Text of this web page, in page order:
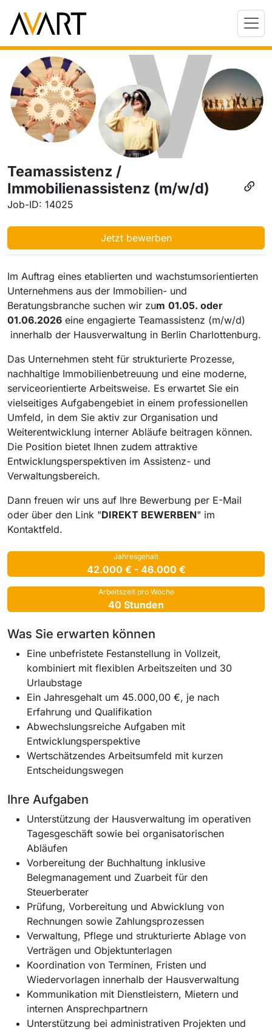
Teamassistenz /
Immobilienassistenz (m/w/d)
Job-ID: 14025
Jetzt bewerben
Im Auftrag eines etablierten und wachstumsorientierten
Unternehmens aus der Immobilien- und
Beratungsbranche suchen wir zum 01.05. oder
01.06.2026 eine engagierte Teamassistenz (m/w/d)
innerhalb der Hausverwaltung in Berlin Charlottenburg.
Das Unternehmen steht für strukturierte Prozesse,
nachhaltige Immobilienbetreuung und eine moderne,
serviceorientierte Arbeitsweise. Es erwartet Sie ein
vielseitiges Aufgabengebiet in einem professionellen
Umfeld, in dem Sie aktiv zur Organisation und
Weiterentwicklung interner Abläufe beitragen können.
Die Position bietet Ihnen zudem attraktive
Entwicklungsperspektiven im Assistenz- und
Verwaltungsbereich.
Dann freuen wir uns auf Ihre Bewerbung per E-Mail
oder über den Link "DIREKT BEWERBEN" im
Kontaktfeld.
Jahresgehalt
42.000 € - 46.000 €
Arbeitszeit pro Woche
40 Stunden
Was Sie erwarten können
Eine unbefristete Festanstellung in Vollzeit,
kombiniert mit flexiblen Arbeitszeiten und 30
Urlaubstage
Ein Jahresgehalt um 45.000,00 €, je nach
Erfahrung und Qualifikation
Abwechslungsreiche Aufgaben mit
Entwicklungsperspektive
Wertschätzendes Arbeitsumfeld mit kurzen
Entscheidungswegen
Ihre Aufgaben
Unterstützung der Hausverwaltung im operativen
Tagesgeschäft sowie bei organisatorischen
Abläufen
Vorbereitung der Buchhaltung inklusive
Belegmanagement und Zuarbeit für den
Steuerberater
Prüfung, Vorbereitung und Abwicklung von
Rechnungen sowie Zahlungsprozessen
Verwaltung, Pflege und strukturierte Ablage von
Verträgen und Objektunterlagen
Koordination von Terminen, Fristen und
Wiedervorlagen innerhalb der Hausverwaltung
Kommunikation mit Dienstleistern, Mietern und
internen Ansprechpartnern
Unterstützung bei administrativen Projekten und